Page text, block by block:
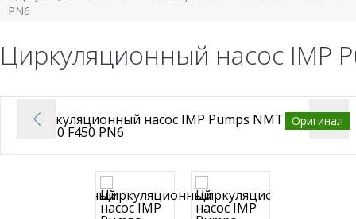
PN6
Циркуляционный насос IMP
Оригинал